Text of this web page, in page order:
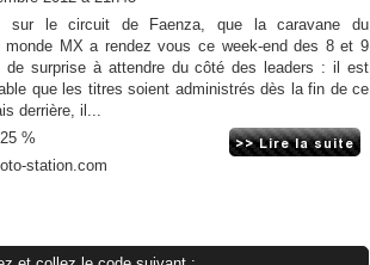
sur le circuit de Faenza, que la caravane du
monde MX a rendez vous ce week-end des 8 et 9
de surprise à attendre du côté des leaders : il est
que les titres soient administrés dès la fin de ce
derrière, il...
25 %
station.com